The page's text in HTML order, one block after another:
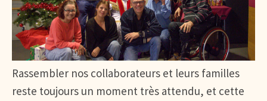
Rassembler nos collaborateurs et leurs familles
reste toujours un moment très attendu, et cette